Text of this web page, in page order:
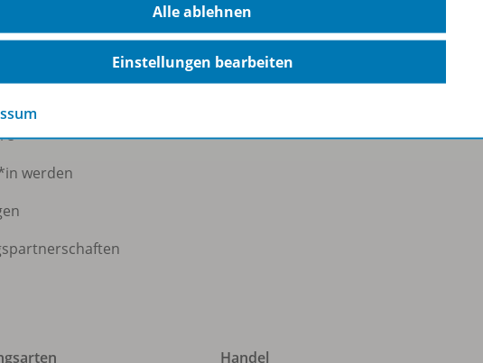
Österreich
werden
Veranstaltungen
Handel
Alle ablehnen
Einstellungen bearbeiten